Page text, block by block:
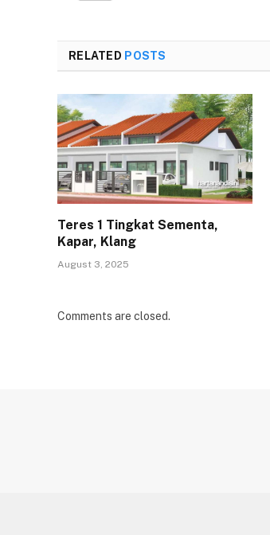
RELATED POSTS
Teres 1 Tingkat Sementa,
Kapar, Klang
August 3, 2025
Comments are closed.